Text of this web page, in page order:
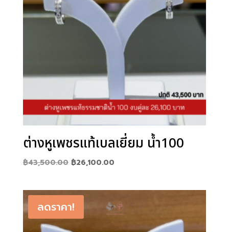
ต่างหูเพชรแท้เบลเยี่ยม น้ำ100
฿43,500.00 Original
฿43,500.00.
฿26,100.00Current
ลดราคา!